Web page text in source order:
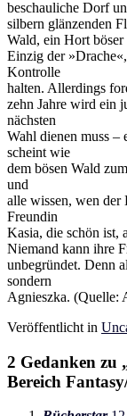
beschauliche Dorf
silbern glänzenden
Wald, ein Hort
Einzig der
Kontrolle
halten. Allerdings
zehn Jahre wird ein
nächsten
Wahl dienen muss –
scheint wie
dem bösen Wald
und
alle wissen, wen der
Freundin
Kasia, die schön ist,
Niemand kann ihre
unbegründet. Denn
sondern
Agnieszka. (Quelle:
Veröffentlicht in
2 Gedanken zu
Bereich